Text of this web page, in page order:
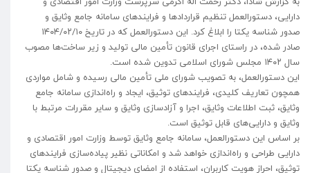
دارایی، دستورالعمل تنظیم قراردادها و فرایندهای سامانه جامع وثایق و
صدور شناسه یکتا را ابلاغ کرد. این دستورالعمل که در تاریخ ۱۴۰۴/۰۲/۱۰
صادر شده، در راستای اجرای قانون تأمین مالی تولید و زیر ساخت‌ها مصوب
سال ۱۴۰۲ مجلس شورای اسلامی تدوین شده است.
این دستورالعمل، به تصویب شورای ملی تأمین مالی رسیده و شامل مواردی
همچون تعاریف کلیدی، فرایندهای توثیق، ایجاد و راه‌اندازی سامانه جامع
وثایق، ثبت اطلاعات وثایق، اجرا و آزادسازی وثایق و سایر مقررات مرتبط با
وثایق و دارایی‌های قابل توثیق است.
بر اساس این دستورالعمل، سامانه جامع وثایق توسط وزارت امور اقتصادی و
دارایی طراحی و راه‌اندازی خواهد شد و امکاناتی نظیر پیاده‌سازی فرایندهای
توثیق، احراز هویت کاربران، استفاده از امضای دیجیتال و صدور شناسه یکتا